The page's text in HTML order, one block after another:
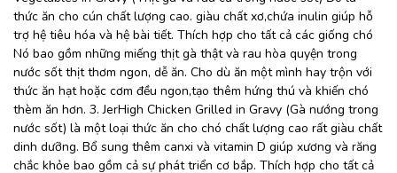
thức ăn cho cún chất lượng cao. giàu chất xơ,chứa inulin giúp hỗ
trợ hệ tiêu hóa và hệ bài tiết. Thích hợp cho tất cả các giống chó
Nó bao gồm những miếng thịt gà thật và rau hòa quyện trong
nước sốt thịt thơm ngon, dễ ăn. Cho dù ăn một mình hay trộn với
thức ăn hạt hoặc cơm đều ngon,tạo thêm hứng thú và khiến chó
thèm ăn hơn. 3. JerHigh Chicken Grilled in Gravy (Gà nướng trong
nước sốt) là một loại thức ăn cho chó chất lượng cao rất giàu chất
dinh dưỡng. Bổ sung thêm canxi và vitamin D giúp xương và răng
chắc khỏe bao gồm cả sự phát triển cơ bắp. Thích hợp cho tất cả